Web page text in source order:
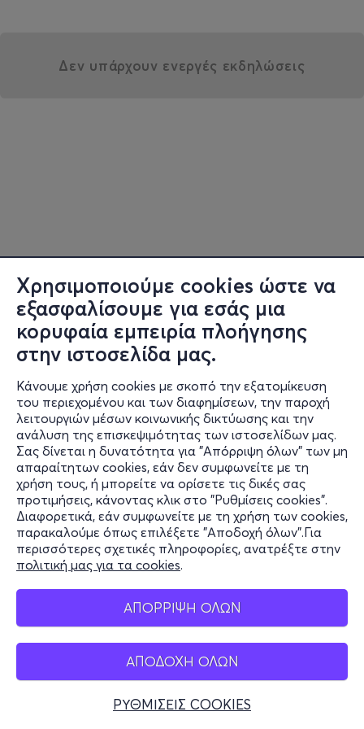
Χρησιμοποιούμε cookies ώστε να
εξασφαλίσουμε για εσάς μια
κορυφαία εμπειρία πλοήγησης
στην ιστοσελίδα μας.
Κάνουμε χρήση cookies με σκοπό την εξατομίκευση
του περιεχομένου και των διαφημίσεων, την παροχή
λειτουργιών μέσων κοινωνικής δικτύωσης και την
ανάλυση της επισκεψιμότητας των ιστοσελίδων μας.
Σας δίνεται η δυνατότητα για "Απόρριψη όλων" των μη
απαραίτητων cookies, εάν δεν συμφωνείτε με τη
χρήση τους, ή μπορείτε να ορίσετε τις δικές σας
προτιμήσεις, κάνοντας κλικ στο "Ρυθμίσεις cookies".
Διαφορετικά, εάν συμφωνείτε με τη χρήση των cookies,
παρακαλούμε όπως επιλέξετε "Αποδοχή όλων".Για
περισσότερες σχετικές πληροφορίες, ανατρέξτε στην
πολιτική μας για τα cookies.
ΑΠΟΡΡΙΨΗ ΟΛΩΝ
ΑΠΟΔΟΧΗ ΟΛΩΝ
ΡΥΘΜΙΣΕΙΣ COOKIES
Δεν υπάρχουν ενεργές εκδηλώσεις